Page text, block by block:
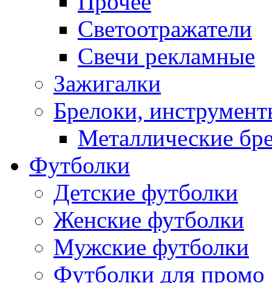
Светоотражатели
Свечи рекламные
Зажигалки
Брелоки,
Металлические
Футболки
Детские футболки
Женские футболки
Мужские футболки
Футболки для промо